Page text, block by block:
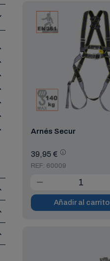
Arnés Secur
39,95 €
REF: 60009
Añadir al carrito